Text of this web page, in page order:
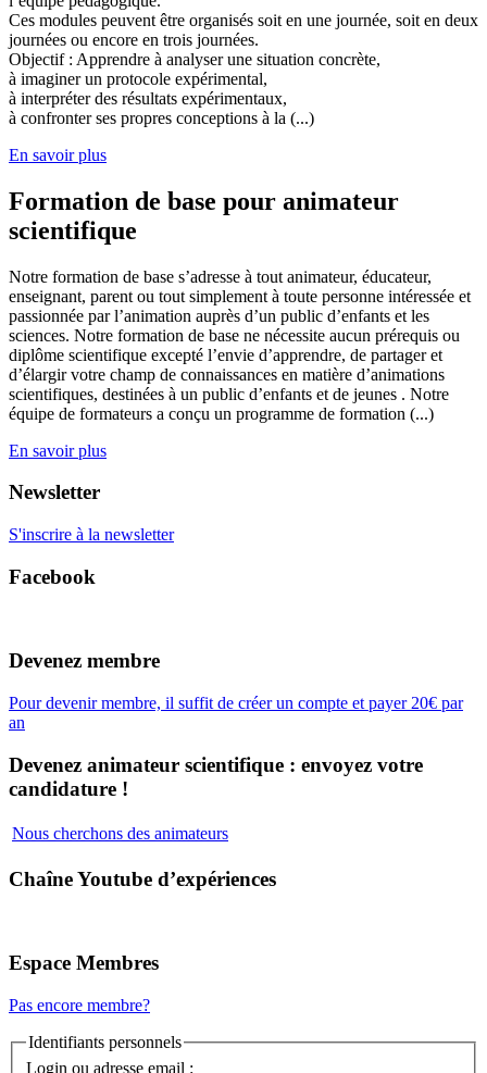
Ces modules peuvent être organisés soit en une journée, soit en deux
journées ou encore en trois journées.
Objectif : Apprendre à analyser une situation concrète,
à imaginer un protocole expérimental,
à interpréter des résultats expérimentaux,
à confronter ses propres conceptions à la (...)
En savoir plus
Formation de base pour animateur
scientifique
Notre formation de base s’adresse à tout animateur, éducateur,
enseignant, parent ou tout simplement à toute personne intéressée et
passionnée par l’animation auprès d’un public d’enfants et les
sciences. Notre formation de base ne nécessite aucun prérequis ou
diplôme scientifique excepté l’envie d’apprendre, de partager et
d’élargir votre champ de connaissances en matière d’animations
scientifiques, destinées à un public d’enfants et de jeunes . Notre
équipe de formateurs a conçu un programme de formation (...)
En savoir plus
Newsletter
S'inscrire à la newsletter
Facebook
Devenez membre
Pour devenir membre, il suffit de créer un compte et payer 20€ par
an
Devenez animateur scientifique : envoyez votre
candidature !
Nous cherchons des animateurs
Chaîne Youtube d’expériences
Espace Membres
Pas encore membre?
Identifiants personnels
Login ou adresse email :